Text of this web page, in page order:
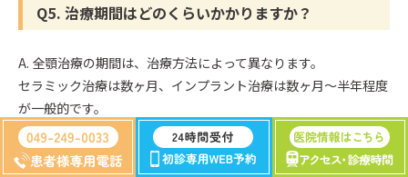
Q5. 治療期間はどのくらいかかりますか？
A. 全顎治療の期間は、治療方法によって異なります。
セラミック治療は数ヶ月、インプラント治療は数ヶ月〜半年程度
が一般的です。
All-on-4は比較的短期間で噛める状態に近づけることがありま
す。